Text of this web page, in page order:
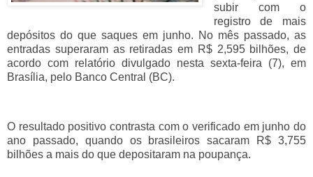
subir com o
registro de mais
depósitos do que saques em junho. No mês passado, as
entradas superaram as retiradas em R$ 2,595 bilhões, de
acordo com relatório divulgado nesta sexta-feira (7), em
Brasília, pelo Banco Central (BC).
O resultado positivo contrasta com o verificado em junho do
ano passado, quando os brasileiros sacaram R$ 3,755
bilhões a mais do que depositaram na poupança.